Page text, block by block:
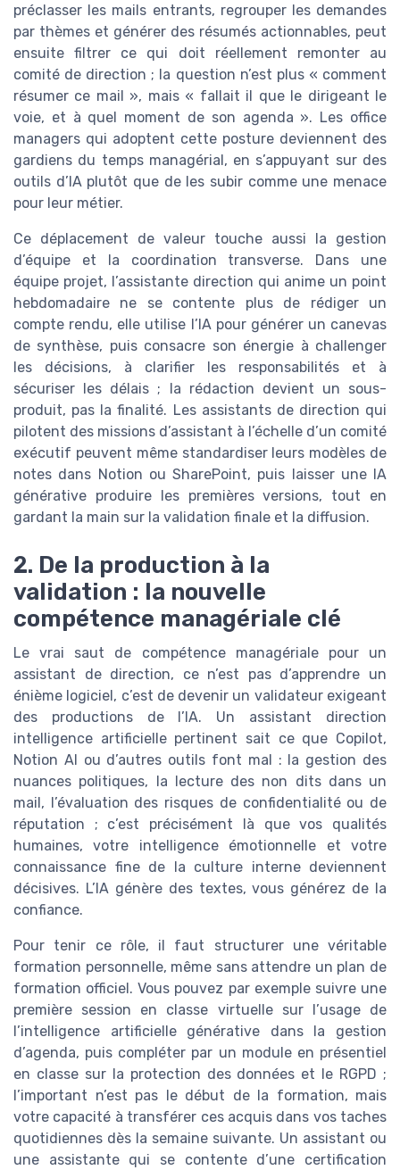
préclasser les mails entrants, regrouper les demandes
par thèmes et générer des résumés actionnables, peut
ensuite filtrer ce qui doit réellement remonter au
comité de direction ; la question n’est plus « comment
résumer ce mail », mais « fallait il que le dirigeant le
voie, et à quel moment de son agenda ». Les office
managers qui adoptent cette posture deviennent des
gardiens du temps managérial, en s’appuyant sur des
outils d’IA plutôt que de les subir comme une menace
pour leur métier.
Ce déplacement de valeur touche aussi la gestion
d’équipe et la coordination transverse. Dans une
équipe projet, l’assistante direction qui anime un point
hebdomadaire ne se contente plus de rédiger un
compte rendu, elle utilise l’IA pour générer un canevas
de synthèse, puis consacre son énergie à challenger
les décisions, à clarifier les responsabilités et à
sécuriser les délais ; la rédaction devient un sous-
produit, pas la finalité. Les assistants de direction qui
pilotent des missions d’assistant à l’échelle d’un comité
exécutif peuvent même standardiser leurs modèles de
notes dans Notion ou SharePoint, puis laisser une IA
générative produire les premières versions, tout en
gardant la main sur la validation finale et la diffusion.
2. De la production à la
validation : la nouvelle
compétence managériale clé
Le vrai saut de compétence managériale pour un
assistant de direction, ce n’est pas d’apprendre un
énième logiciel, c’est de devenir un validateur exigeant
des productions de l’IA. Un assistant direction
intelligence artificielle pertinent sait ce que Copilot,
Notion AI ou d’autres outils font mal : la gestion des
nuances politiques, la lecture des non dits dans un
mail, l’évaluation des risques de confidentialité ou de
réputation ; c’est précisément là que vos qualités
humaines, votre intelligence émotionnelle et votre
connaissance fine de la culture interne deviennent
décisives. L’IA génère des textes, vous générez de la
confiance.
Pour tenir ce rôle, il faut structurer une véritable
formation personnelle, même sans attendre un plan de
formation officiel. Vous pouvez par exemple suivre une
première session en classe virtuelle sur l’usage de
l’intelligence artificielle générative dans la gestion
d’agenda, puis compléter par un module en présentiel
en classe sur la protection des données et le RGPD ;
l’important n’est pas le début de la formation, mais
votre capacité à transférer ces acquis dans vos taches
quotidiennes dès la semaine suivante. Un assistant ou
une assistante qui se contente d’une certification